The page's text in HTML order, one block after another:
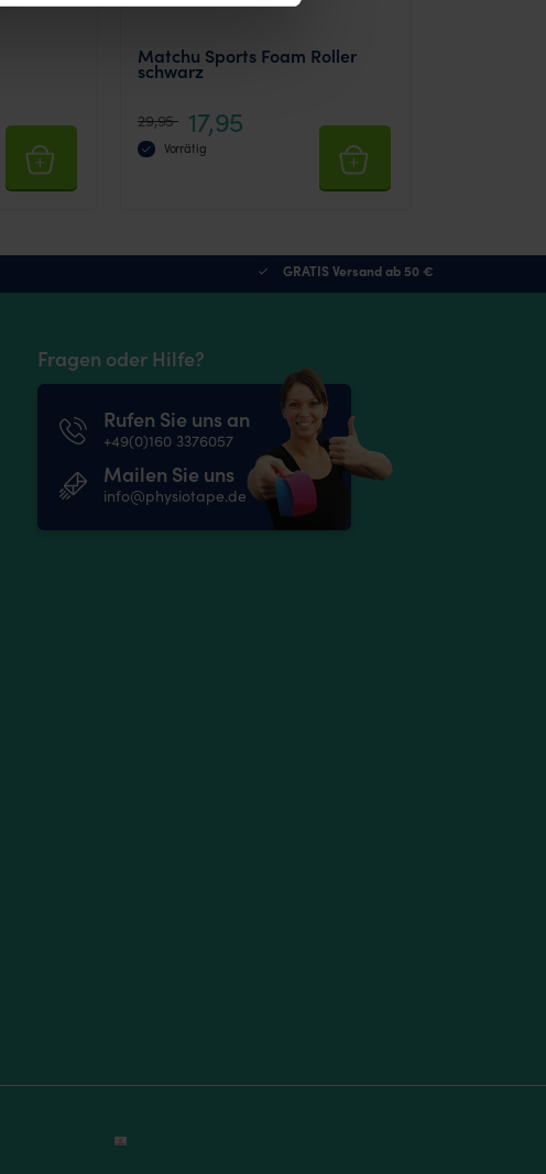
Matchu Sports Foam Roller
schwarz
29,95 17,95
Vorrätig
GRATIS Versand ab 50 €
Fragen oder Hilfe?
Rufen Sie uns an
+49(0)160 3376057
Mailen Sie uns
info@physiotape.de